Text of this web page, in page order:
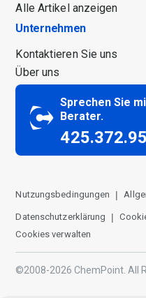
Alle Artikel anzeigen
Unternehmen
Kontaktieren Sie uns
Über uns
Sprechen Sie
Berater.
Nutzungsbedingungen
Datenschutzerklärung
Cookies verwalten
©2008-2026 ChemPoint. All